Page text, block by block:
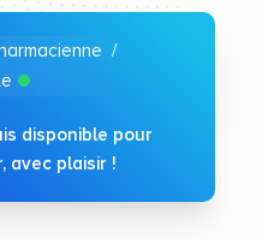
/
disponible pour
avec plaisir !